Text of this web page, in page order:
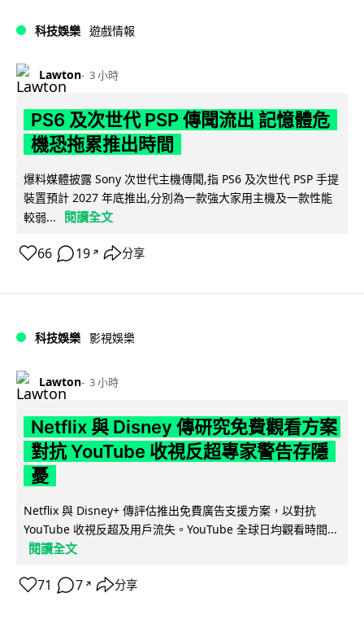
科技娛樂 遊戲情報
Lawton 3 小時
PS6 及次世代 PSP 傳聞流出 記憶體危
機恐拖累推出時間
爆料媒體披露 Sony 次世代主機傳聞,指 PS6 及次世代 PSP 手提
裝置預計 2027 年底推出,分別為一款強大家用主機及一款性能
較弱...
閱讀全文
66 19 ↗ 分享
科技娛樂 影視娛樂
Lawton 3 小時
Netflix 與 Disney 傳研究免費觀看方案
對抗 YouTube 收視反超專家警告存隱
憂
Netflix 與 Disney+ 傳評估推出免費廣告支援方案，以對抗
YouTube 收視反超及用戶流失。YouTube 全球日均觀看時間...
閱讀全文
71 7 ↗ 分享